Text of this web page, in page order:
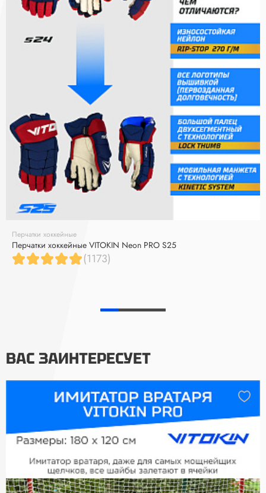
Перчатки хоккейные
Перчатки хоккейные VITOKIN Neon PRO S25
(1173)
ВАС ЗАИНТЕРЕСУЕТ